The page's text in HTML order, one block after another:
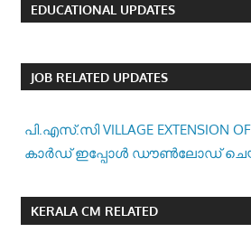
EDUCATIONAL UPDATES
JOB RELATED UPDATES
പി.എസ്.സി VILLAGE EXTENSION
കാർഡ് ഇപ്പോൾ ഡൗൺലോഡ്
KERALA CM RELATED